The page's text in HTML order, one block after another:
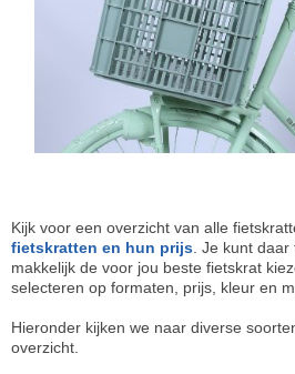
Kijk voor een overzicht van alle
fietskratten en hun prijs. Je kunt daar
makkelijk de voor jou beste fietskrat
selecteren op formaten, prijs, kleur en
Hieronder kijken we naar diverse
overzicht.